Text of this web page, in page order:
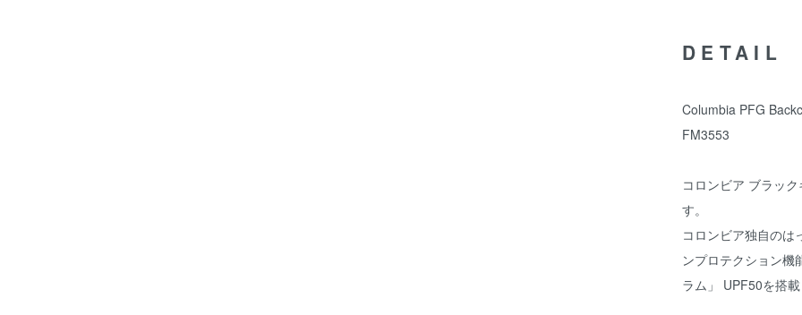
DETAIL
Columbia PFG
FM3553
コロンビア ブラッ
す。
コロンビア独自のは
ンプロテクション機
ラム」 UPF50を搭